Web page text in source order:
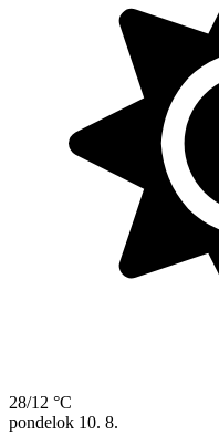
28/12 °C
pondelok 10. 8.